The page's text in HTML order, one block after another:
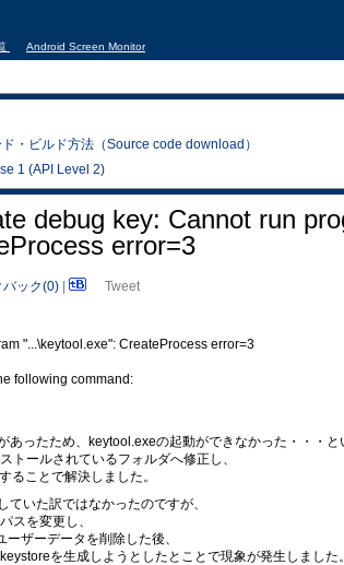
Android Screen Monitor
・ビルド方法（Source code download）
1 (API Level 2)
debug key: Cannot run
error=3
バック(0)
Tweet
"...\keytool.exe": CreateProcess error=3
following command:
あったため、keytool.exeの起動ができなかった・・・と
トールされているフォルダへ修正し、
ることで解決しました。
いた訳ではなかったのですが、
スを変更し、
ザーデータを削除した後、
を生成しようとしたとことで現象が発生しました。